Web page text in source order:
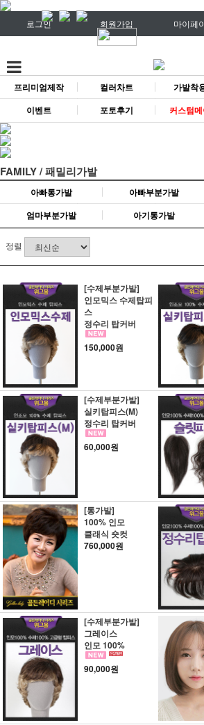
로그인 회원가입 마이페
프리미엄제작 컬러차트 가발착
이벤트
포토후기 커스텀
FAMILY / 패밀리가발
아빠통가발 아빠부분가발
엄마부분가발
아기통가발
정렬
[수제부분가발]
인모믹스 수제탑피
스
정수리 탑커버
150,000원
[수제부분가발]
실키탑피스(M)
정수리 탑커버
60,000원
[통가발]
100% 인모
클래식 숏컷
760,000원
[수제부분가발]
그레이스
인모 100%
90,000원